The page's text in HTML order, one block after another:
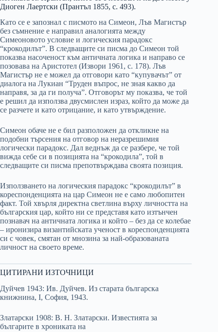
Диоген Лаертски (Прантъл 1855, с. 493).
Като се е запознал с писмото на Симеон, Лъв Магистър
без съмнение е направил аналогията между
Симеоновото условие и логическия парадокс
“крокодилът”. В следващите си писма до Симеон той
показва насоченост към античната логика и направо се
позовава на Аристотел (Извори 1961, с. 178). Лъв
Магистър не е можел да отговори като “купувачът” от
диалога на Лукиан “Труден въпрос, не зная какво да
направя, за да ги получа”. Отговорът му показва, че той
е решил да използва двусмислен израз, който да може да
се разчете и като отрицание, и като утвърждение.
Симеон обаче не е бил разположен да откликне на
подобни търсения на отговор на неразрешимия
логически парадокс. Дал веднъж да се разбере, че той
вижда себе си в позицията на “крокодила”, той в
следващите си писма препотвърждава своята позиция.
Използването на логическия парадокс “крокодилът” в
кореспонденцията на цар Симеон не е само любопитен
факт. Той хвърля директна светлина върху личността на
българския цар, който ни се представя като изтънчен
познавач на античната логика и който – без да се колебае
– иронизира византийската ученост в кореспонденцията
си с човек, смятан от мнозина за най-образованата
личност на своето време.
ЦИТИРАНИ ИЗТОЧНИЦИ
Дуйчев 1943: Ив. Дуйчев. Из старата българска
книжнина, І, София, 1943.
Златарски 1908: В. Н. Златарски. Известията за
българите в хрониката на